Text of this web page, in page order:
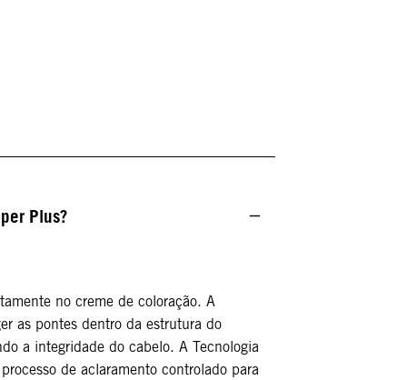
Plus?
no creme de coloração. A
as pontes dentro da estrutura do
a integridade do cabelo. A Tecnologia
de aclaramento controlado para